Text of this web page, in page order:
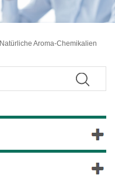
Natürliche Aroma-Chemikalien